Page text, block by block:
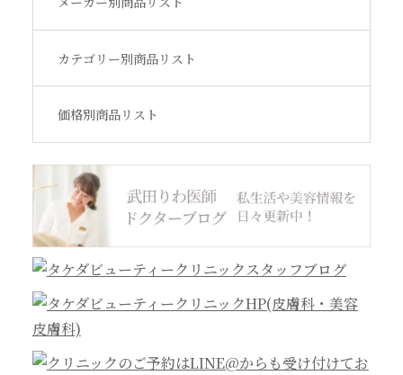
カテゴリー別商品リスト
価格別商品リスト